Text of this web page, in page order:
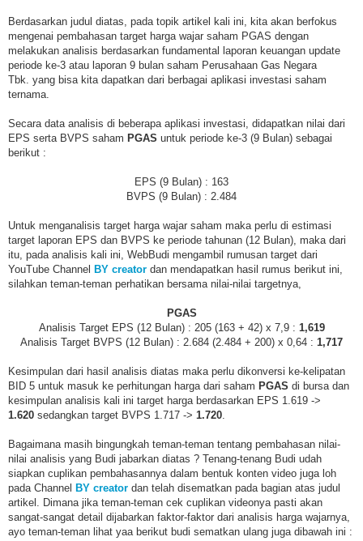
Berdasarkan judul diatas, pada topik artikel kali ini, kita akan berfokus
mengenai pembahasan target harga wajar saham PGAS dengan
melakukan analisis berdasarkan fundamental laporan keuangan update
periode ke-3 atau laporan 9 bulan saham Perusahaan Gas Negara
Tbk. yang bisa kita dapatkan dari berbagai aplikasi investasi saham
ternama.
Secara data analisis di beberapa aplikasi investasi, didapatkan nilai dari
EPS serta BVPS saham PGAS untuk periode ke-3 (9 Bulan) sebagai
berikut :
EPS (9 Bulan) : 163
BVPS (9 Bulan) : 2.484
Untuk menganalisis target harga wajar saham maka perlu di estimasi
target laporan EPS dan BVPS ke periode tahunan (12 Bulan), maka dari
itu, pada analisis kali ini, WebBudi mengambil rumusan target dari
YouTube Channel BY creator dan mendapatkan hasil rumus berikut ini,
silahkan teman-teman perhatikan bersama nilai-nilai targetnya,
PGAS
Analisis Target EPS (12 Bulan) : 205 (163 + 42) x 7,9 : 1,619
Analisis Target BVPS (12 Bulan) : 2.684 (2.484 + 200) x 0,64 : 1,717
Kesimpulan dari hasil analisis diatas maka perlu dikonversi ke-kelipatan
BID 5 untuk masuk ke perhitungan harga dari saham PGAS di bursa dan
kesimpulan analisis kali ini target harga berdasarkan EPS 1.619 ->
1.620 sedangkan target BVPS 1.717 -> 1.720
Bagaimana masih bingungkah teman-teman tentang pembahasan nilai-
nilai analisis yang Budi jabarkan diatas ? Tenang-tenang Budi udah
siapkan cuplikan pembahasannya dalam bentuk konten video juga loh
pada Channel BY creator dan telah disematkan pada bagian atas judul
artikel. Dimana jika teman-teman cek cuplikan videonya pasti akan
sangat-sangat detail dijabarkan faktor-faktor dari analisis harga wajarnya,
ayo teman-teman lihat yaa berikut budi sematkan ulang juga dibawah ini :